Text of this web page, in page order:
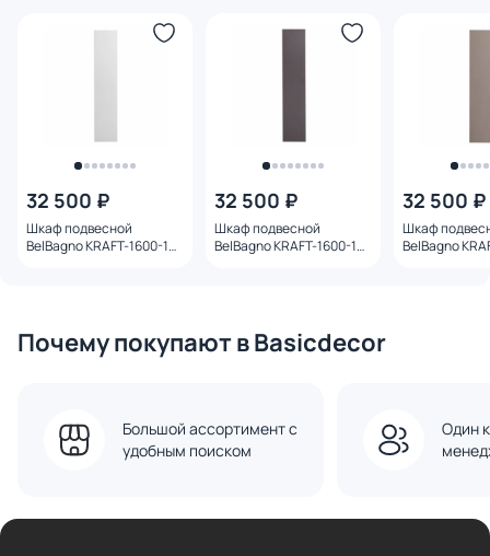
32 500 ₽
Шкаф подвесной
BelBagno KRAFT-1600-1A-
32 500 ₽
Шкаф подвесной
BelBagno KRAFT-1600-1A-
32 500 ₽
Шкаф
BelBagno
Почему покупают в Basicdecor
Большой ассортимент с
удобным поиском
Один